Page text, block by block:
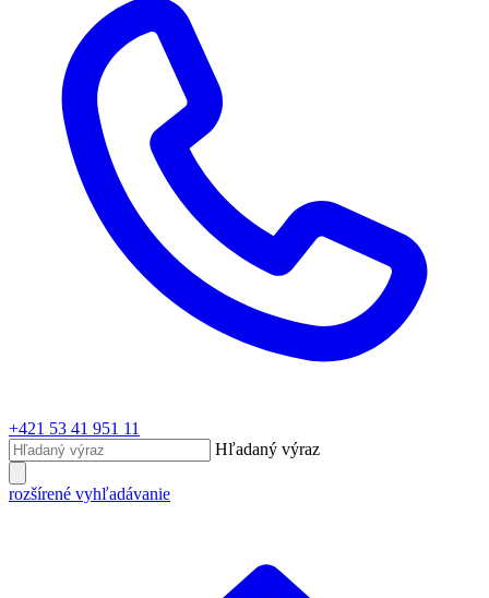
+421 53 41 951 11
Hľadaný výraz
rozšírené vyhľadávanie